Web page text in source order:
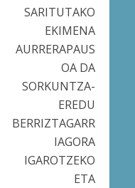
SARITUTAKO
EKIMENA
AURRERAPAUS
OA DA
SORKUNTZA-
EREDU
BERRIZTAGARR
IAGORA
IGAROTZEKO
ETA